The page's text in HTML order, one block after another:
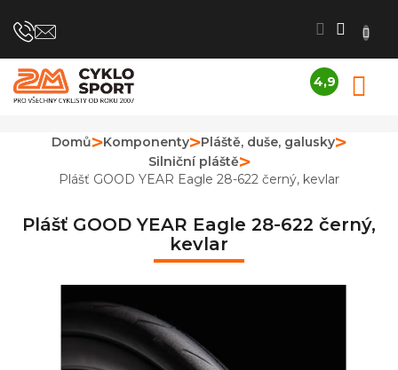
na
4,9
obchodu
je
z
Domů Komponenty
Pláště, duše, galusky
Silniční pláště
Plášť GOOD YEAR Eagle 28-622 černý, kevlar
Plášť GOOD YEAR Eagle 28-622 černý,
kevlar